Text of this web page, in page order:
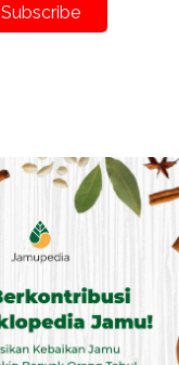
Subscribe